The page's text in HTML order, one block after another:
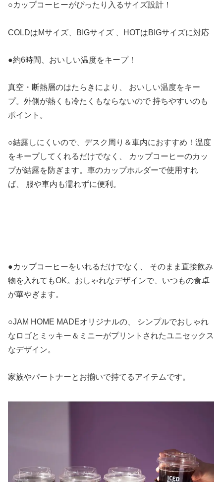
○カップコーヒーがぴったり入るサイズ設計！
COLDはMサイズ、BIGサイズ 、HOTはBIGサイズに対応
●約6時間、おいしい温度をキープ！
真空・断熱層のはたらきにより、 おいしい温度をキー
プ。外側が熱くも冷たくもならないので 持ちやすいのも
ポイント。
○結露しにくいので、デスク周り＆車内におすすめ！温度
をキープしてくれるだけでなく、 カップコーヒーのカッ
プが結露を防ぎます。車のカップホルダーで使用すれ
ば、 服や車内も濡れずに便利。
●カップコーヒーをいれるだけでなく、 そのまま直接飲み
物を入れてもOK。おしゃれなデザインで、いつもの食卓
が華やぎます。
○JAM HOME MADEオリジナルの、 シンプルでおしゃれ
なロゴとミッキー＆ミニーがプリントされたユニセックス
なデザイン。
家族やパートナーとお揃いで持てるアイテムです。